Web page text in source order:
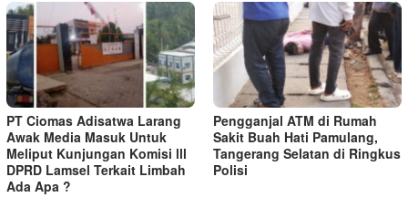
PT Ciomas Adisatwa Larang
Awak Media Masuk Untuk
Meliput Kunjungan Komisi lll
DPRD Lamsel Terkait Limbah
Ada Apa ?
Pengganjal ATM di Rumah
Sakit Buah Hati Pamulang,
Tangerang Selatan di Ringkus
Polisi